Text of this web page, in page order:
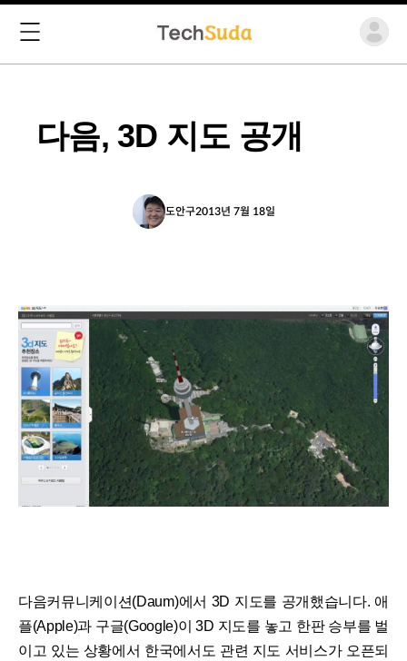
다음, 3D 지도 공개
도안구2013년 7월 18일
다음커뮤니케이션(Daum)에서 3D 지도를 공개했습니다. 애
플(Apple)과 구글(Google)이 3D 지도를 놓고 한판 승부를 벌
이고 있는 상황에서 한국에서도 관련 지도 서비스가 오픈되